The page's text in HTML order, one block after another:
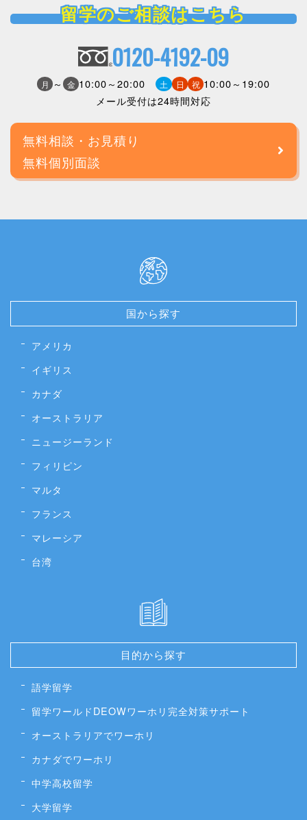
留学のご相談はこちら
0120-4192-09
月 ～ 金 10:00～20:00 土 日 祝 10:00～19:00
メール受付は24時間対応
無料相談・お見積り
無料個別面談
国から探す
アメリカ
イギリス
カナダ
オーストラリア
ニュージーランド
フィリピン
マルタ
フランス
マレーシア
台湾
目的から探す
語学留学
留学ワールドDEOWワーホリ完全対策サポート
オーストラリアでワーホリ
カナダでワーホリ
中学高校留学
大学留学